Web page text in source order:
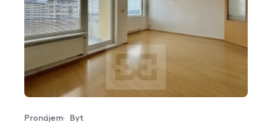
Typ nabídky
Pronájem
Typ nemovitosti
Byt